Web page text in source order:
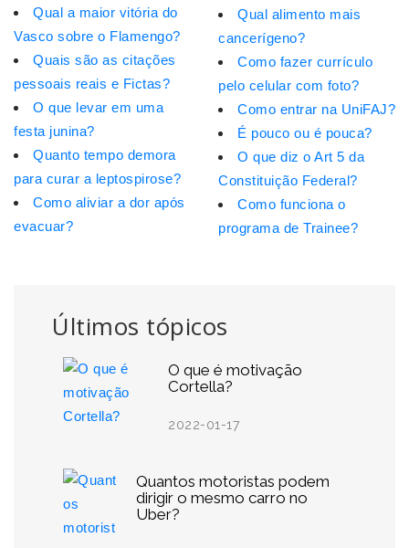
Últimos tópicos
O que é motivação
Cortella?
2022-01-17
Quantos motoristas podem
dirigir o mesmo carro no
Uber?
Qual a maior vitória do
Vasco sobre o Flamengo?
Quais são as citações
pessoais reais e Fictas?
O que levar em uma
festa junina?
Quanto tempo demora
para curar a leptospirose?
Como aliviar a dor após
evacuar?
Qual alimento mais
cancerígeno?
Como fazer currículo
pelo celular com foto?
Como entrar na UniFAJ?
É pouco ou é pouca?
O que diz o Art 5 da
Constituição Federal?
Como funciona o
programa de Trainee?